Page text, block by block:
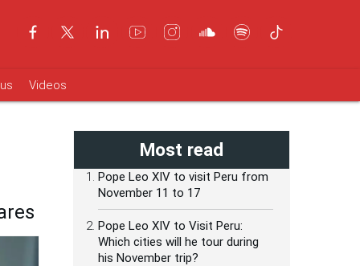
Videos
Most read
Pope Leo XIV to visit Peru from
November 11 to 17
Pope Leo XIV to Visit Peru:
Which cities will he tour during
his November trip?